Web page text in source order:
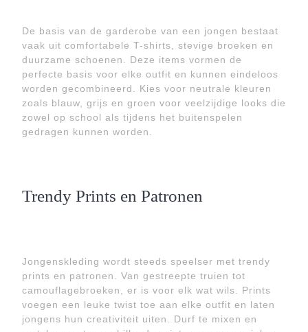
De basis van de garderobe van een jongen bestaat
vaak uit comfortabele T-shirts, stevige broeken en
duurzame schoenen. Deze items vormen de
perfecte basis voor elke outfit en kunnen eindeloos
worden gecombineerd. Kies voor neutrale kleuren
zoals blauw, grijs en groen voor veelzijdige looks die
zowel op school als tijdens het buitenspelen
gedragen kunnen worden.
Trendy Prints en Patronen
Jongenskleding wordt steeds speelser met trendy
prints en patronen. Van gestreepte truien tot
camouflagebroeken, er is voor elk wat wils. Prints
voegen een leuke twist toe aan elke outfit en laten
jongens hun creativiteit uiten. Durf te mixen en